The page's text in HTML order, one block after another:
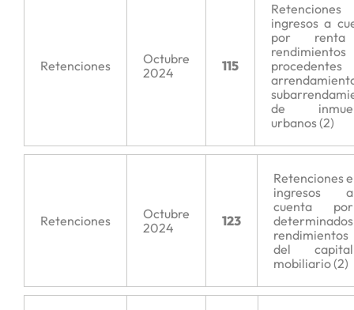
Retenciones
Octubre
2024
115
ingresos a
por
rendimientos
de
urbanos (2)
Retenciones
Octubre
2024
123
Retenciones e
ingresos a
cuenta por
determinados
rendimientos
del capital
mobiliario (2)